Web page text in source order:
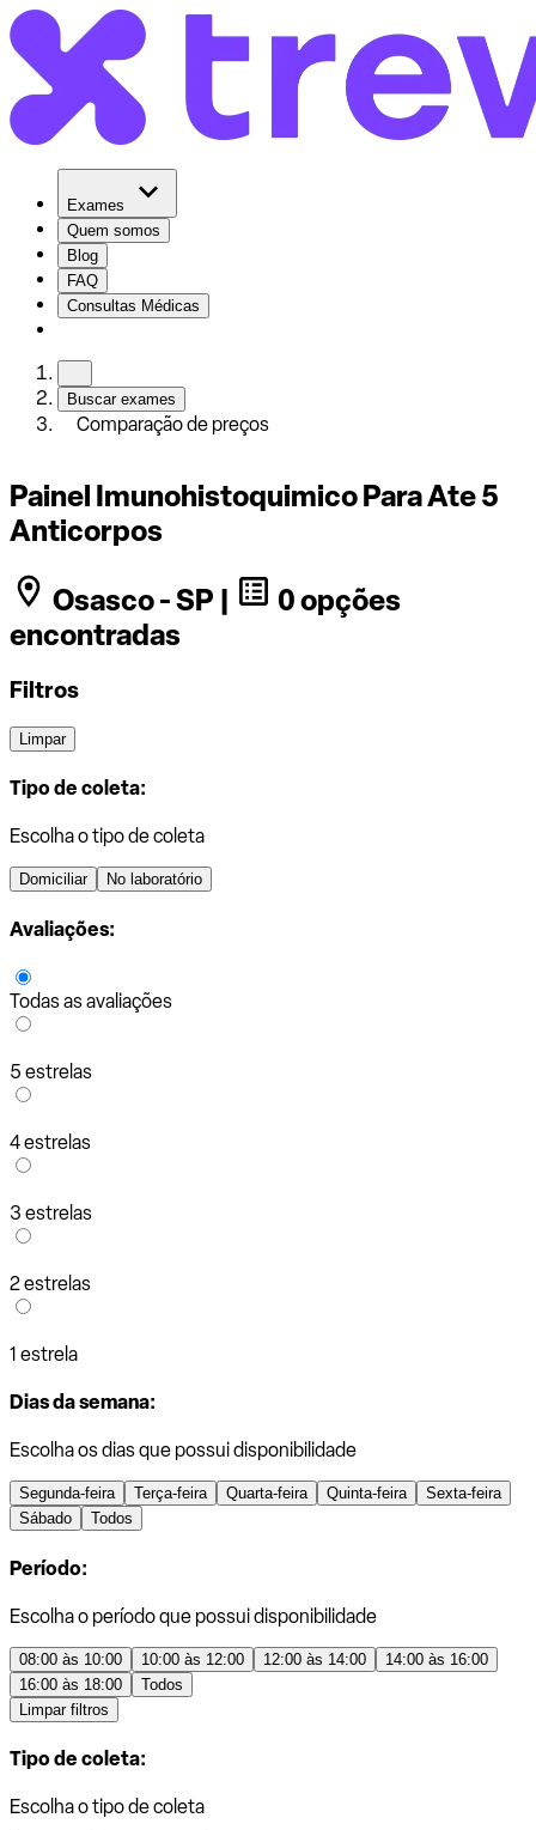
Exames
Quem somos
Blog
FAQ
Consultas Médicas
Buscar exames
Comparação de preços
Painel Imunohistoquimico Para Ate 5
Anticorpos
Osasco - SP |
0 opções
encontradas
Filtros
Limpar
Tipo de coleta:
Escolha o tipo de coleta
Domiciliar No laboratório
Avaliações:
Todas as avaliações
5 estrelas
4 estrelas
3 estrelas
2 estrelas
1 estrela
Dias da semana:
Escolha os dias que possui disponibilidade
Segunda-feira Terça-feira Quarta-feira Quinta-feira
Sexta-feira
Sábado
Todos
Período:
Escolha o período que possui disponibilidade
08:00 às 10:00 10:00 às 12:00 12:00 às 14:00
14:00 às 16:00
16:00 às 18:00
Todos
Limpar filtros
Tipo de coleta:
Escolha o tipo de coleta